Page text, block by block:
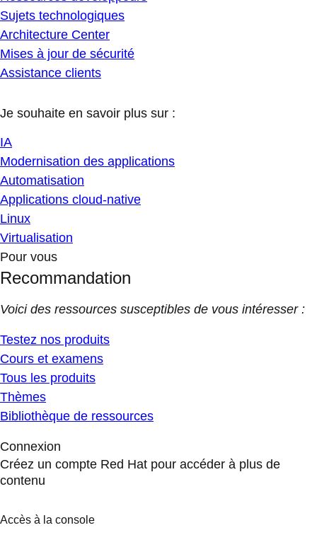
Sujets technologiques
Architecture Center
Mises à jour de sécurité
Assistance clients
Je souhaite en savoir plus sur :
IA
Modernisation des applications
Automatisation
Applications cloud-native
Linux
Virtualisation
Pour vous
Recommandation
Voici des ressources susceptibles de vous intéresser :
Testez nos produits
Cours et examens
Tous les produits
Thèmes
Bibliothèque de ressources
Connexion
Créez un compte Red Hat pour accéder à plus de
contenu
Accès à la console